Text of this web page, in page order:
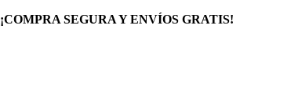
¡COMPRA SEGURA Y ENVÍOS GRATIS!